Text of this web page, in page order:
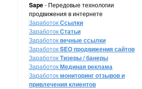
Sape- Передовые технологии
продвижения в интернете
ЗаработокСсылки
ЗаработокСтатьи
Заработоквечные ссылки
ЗаработокSEO продвижения сайтов
ЗаработокТизеры / банеры
ЗаработокМединая реклама
Заработокмониторинг отзывов и
привлечения клиентов